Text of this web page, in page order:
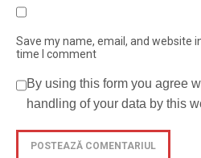
Save my name, email, and website
time I comment
By using this form you agree
handling of your data by this